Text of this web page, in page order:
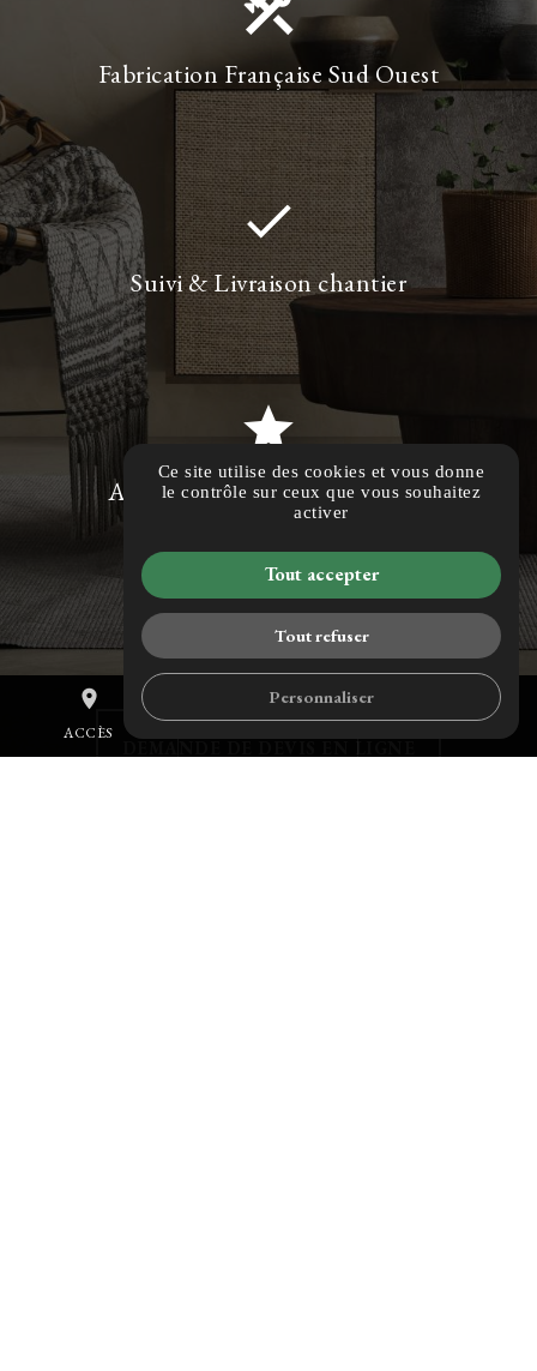
Fabrication Française Sud Ouest
done
Suivi & Livraison chantier
star
Accompagnement & Garantie
Pour faire un devis
place
ACCÈS
mail
Ce site utilise des cookies et vous donne
le contrôle sur ceux que vous souhaitez
activer
Tout accepter
Tout refuser
Personnaliser